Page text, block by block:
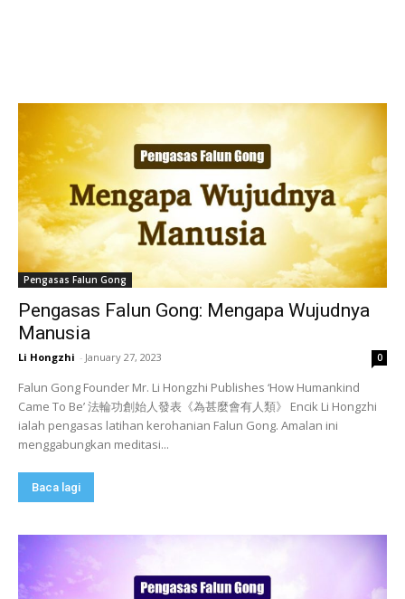
Pengasas Falun Gong
Pengasas Falun Gong: Mengapa Wujudnya
Manusia
Li Hongzhi - January 27, 2023 0
Falun Gong Founder Mr. Li Hongzhi Publishes ‘How Humankind
Came To Be’ 法輪功創始人發表《為甚麼會有人類》 Encik Li Hongzhi
ialah pengasas latihan kerohanian Falun Gong. Amalan ini
menggabungkan meditasi...
Baca lagi